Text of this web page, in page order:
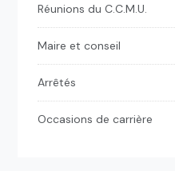
Réunions du C.C.M.U.
Maire et conseil
Arrêtés
Occasions de carrière